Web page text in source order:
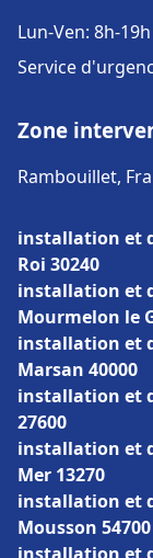
Lun-Ven: 8h-19h
Service
Zone
Rambouillet,
installation et
Roi 30240
installation et
Mourmelon le
installation et
Marsan 40000
installation et
27600
installation et
Mer 13270
installation et
Mousson 54700